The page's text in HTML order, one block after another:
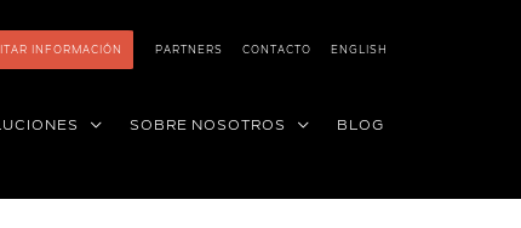
INFORMACIÓN PARTNERS CONTACTO ENGLISH
SOBRE NOSOTROS BLOG